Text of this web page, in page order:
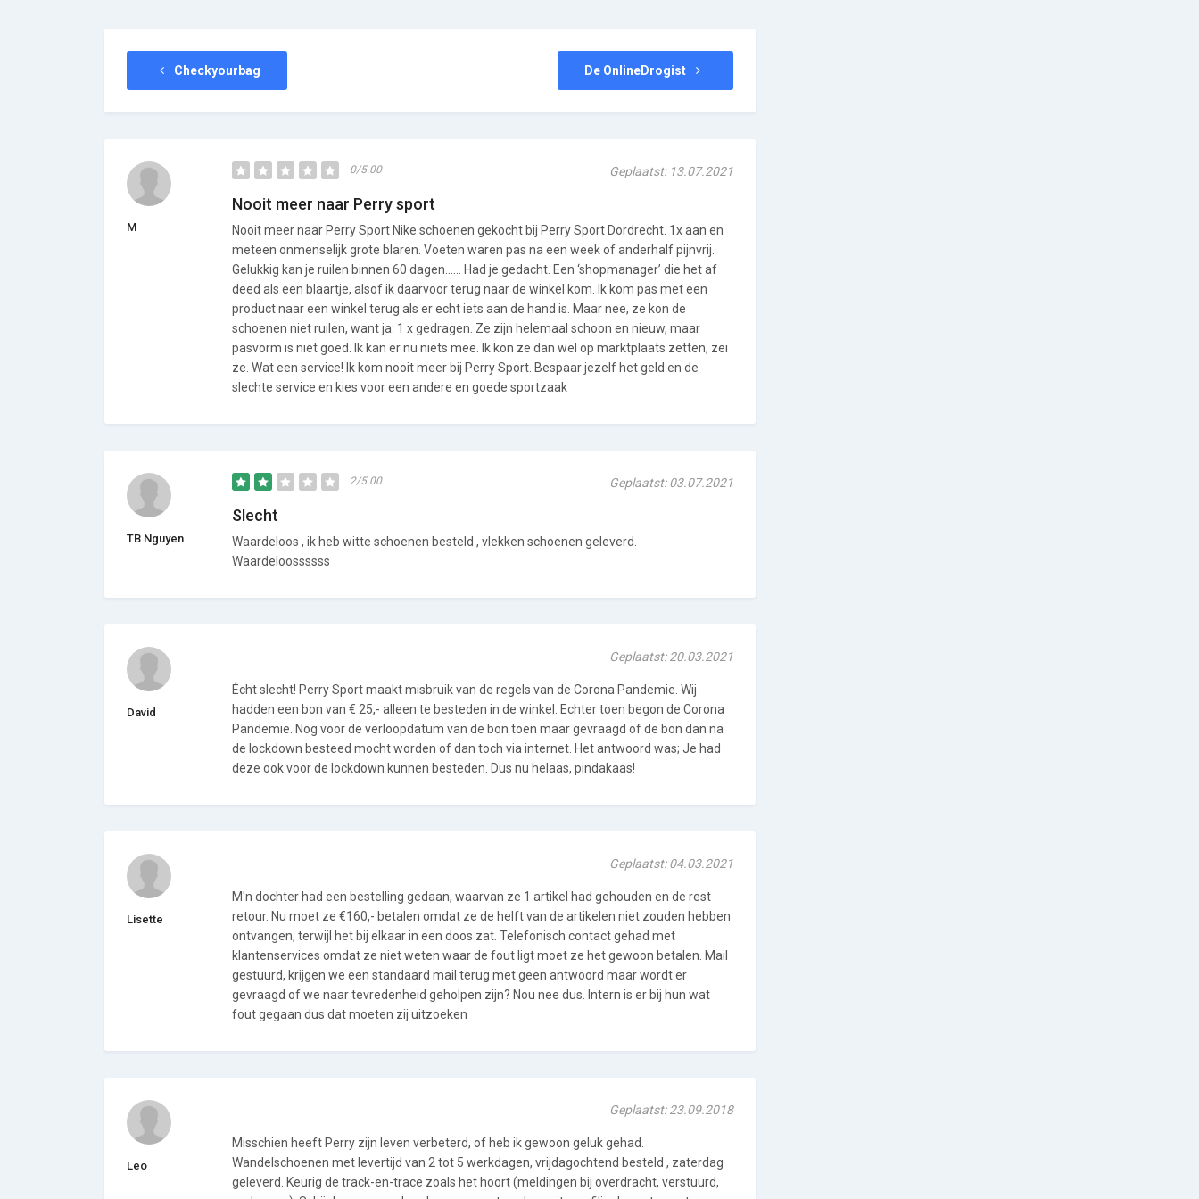
Checkyourbag De OnlineDrogist
M
0/5.00 Geplaatst: 13.07.2021
Nooit meer naar Perry sport
Nooit meer naar Perry Sport Nike schoenen gekocht bij Perry Sport Dordrecht. 1x aan en
meteen onmenselijk grote blaren. Voeten waren pas na een week of anderhalf pijnvrij.
Gelukkig kan je ruilen binnen 60 dagen…… Had je gedacht. Een ‘shopmanager’ die het af
deed als een blaartje, alsof ik daarvoor terug naar de winkel kom. Ik kom pas met een
product naar een winkel terug als er echt iets aan de hand is. Maar nee, ze kon de
schoenen niet ruilen, want ja: 1 x gedragen. Ze zijn helemaal schoon en nieuw, maar
pasvorm is niet goed. Ik kan er nu niets mee. Ik kon ze dan wel op marktplaats zetten, zei
ze. Wat een service! Ik kom nooit meer bij Perry Sport. Bespaar jezelf het geld en de
slechte service en kies voor een andere en goede sportzaak
TB Nguyen
2/5.00 Geplaatst: 03.07.2021
Slecht
Waardeloos , ik heb witte schoenen besteld , vlekken schoenen geleverd.
Waardeloossssss
David
Geplaatst: 20.03.2021
Écht slecht! Perry Sport maakt misbruik van de regels van de Corona Pandemie. Wij
hadden een bon van € 25,- alleen te besteden in de winkel. Echter toen begon de Corona
Pandemie. Nog voor de verloopdatum van de bon toen maar gevraagd of de bon dan na
de lockdown besteed mocht worden of dan toch via internet. Het antwoord was; Je had
deze ook voor de lockdown kunnen besteden. Dus nu helaas, pindakaas!
Lisette
Geplaatst: 04.03.2021
M'n dochter had een bestelling gedaan, waarvan ze 1 artikel had gehouden en de rest
retour. Nu moet ze €160,- betalen omdat ze de helft van de artikelen niet zouden hebben
ontvangen, terwijl het bij elkaar in een doos zat. Telefonisch contact gehad met
klantenservices omdat ze niet weten waar de fout ligt moet ze het gewoon betalen. Mail
gestuurd, krijgen we een standaard mail terug met geen antwoord maar wordt er
gevraagd of we naar tevredenheid geholpen zijn? Nou nee dus. Intern is er bij hun wat
fout gegaan dus dat moeten zij uitzoeken
Leo
Geplaatst: 23.09.2018
Misschien heeft Perry zijn leven verbeterd, of heb ik gewoon geluk gehad.
Wandelschoenen met levertijd van 2 tot 5 werkdagen, vrijdagochtend besteld , zaterdag
geleverd. Keurig de track-en-trace zoals het hoort (meldingen bij overdracht, verstuurd,